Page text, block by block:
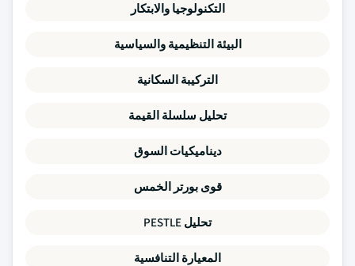
التكنولوجيا والابتكار
البيئة التنظيمية والسياسية
التركيبة السكانية
تحليل سلسلة القيمة
ديناميكيات السوق
قوى بورتر الخمس
تحليل PESTLE
المعيارة التنافسية